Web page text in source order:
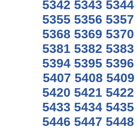
5342 5343 5344
5355 5356 5357
5368 5369 5370
5381 5382 5383
5394 5395 5396
5407 5408 5409
5420 5421 5422
5433 5434 5435
5446 5447 5448